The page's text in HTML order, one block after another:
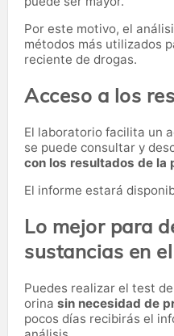
Por este motivo, el
métodos más utilizados
reciente de drogas.
Acceso a los
El laboratorio facilita un
se puede consultar y
con los resultados de la
El informe estará
Lo mejor para
sustancias en
Puedes realizar el test
orina sin necesidad de
pocos días recibirás el